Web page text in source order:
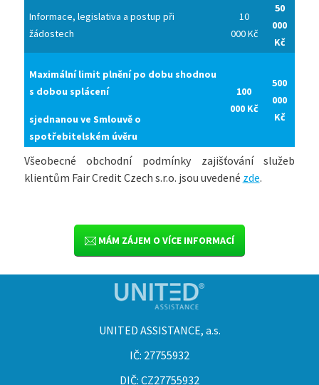
Informace, legislativa a postup při
žádostech
10
000 Kč
50
000
Kč
Maximální limit plnění po dobu shodnou
s dobou splácení
sjednanou ve Smlouvě o
spotřebitelském úvěru
100
000 Kč
500
000
Kč
Všeobecné obchodní podmínky zajišťování služeb
klientům Fair Credit Czech s.r.o. jsou uvedené zde.
MÁM ZÁJEM O VÍCE INFORMACÍ
UNITED ASSISTANCE, a.s.
IČ: 27755932
DIČ: CZ27755932